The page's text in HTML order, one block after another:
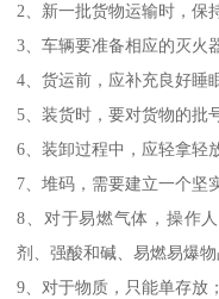
2、新一批货物运输时，保
3、车辆要准备相应的灭火
4、货运前，应补充良好睡
5、装货时，要对货物的批
6、装卸过程中，应轻拿轻
7、堆码，需要建立一个坚
8、对于易燃气体，操作
剂、强酸和碱、易燃易爆物
9、对于物质，只能单存放；